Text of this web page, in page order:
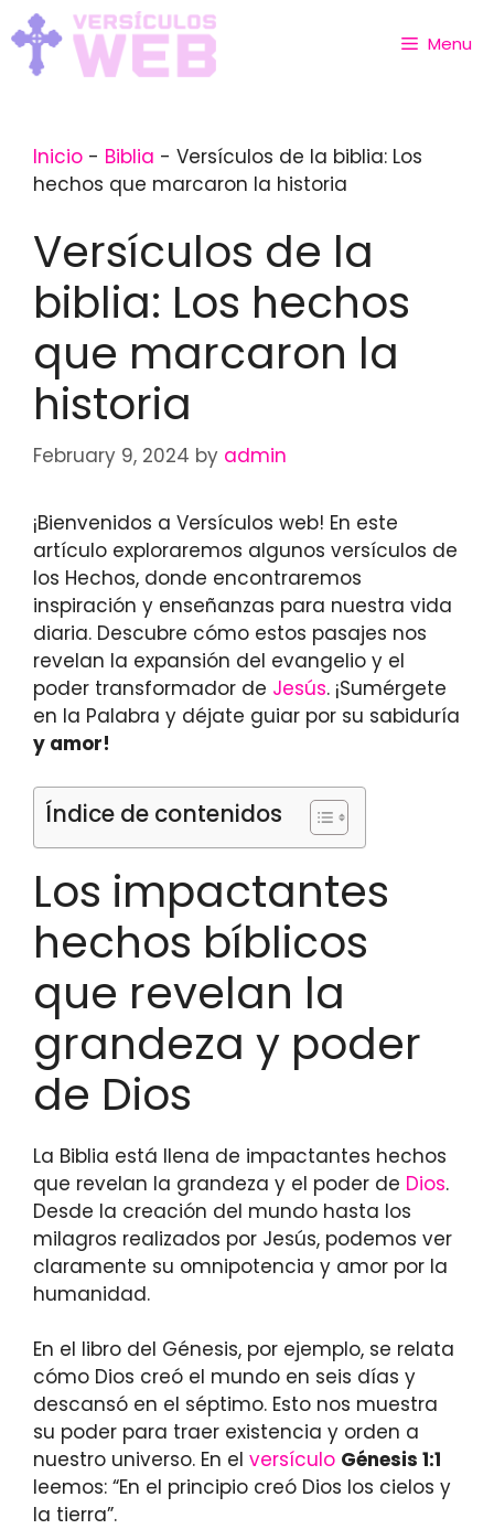
Skip
to
content
Menu
Inicio - Biblia - Versículos de la biblia: Los
hechos que marcaron la historia
Versículos de la
biblia: Los hechos
que marcaron la
historia
February 9, 2024 by admin
¡Bienvenidos a Versículos web! En este
artículo exploraremos algunos versículos de
los Hechos, donde encontraremos
inspiración y enseñanzas para nuestra vida
diaria. Descubre cómo estos pasajes nos
revelan la expansión del evangelio y el
poder transformador de Jesús. ¡Sumérgete
en la Palabra y déjate guiar por su sabiduría
y amor!
Índice de contenidos
Los impactantes
hechos bíblicos
que revelan la
grandeza y poder
de Dios
La Biblia está llena de impactantes hechos
que revelan la grandeza y el poder de Dios.
Desde la creación del mundo hasta los
milagros realizados por Jesús, podemos ver
claramente su omnipotencia y amor por la
humanidad.
En el libro del Génesis, por ejemplo, se relata
cómo Dios creó el mundo en seis días y
descansó en el séptimo. Esto nos muestra
su poder para traer existencia y orden a
nuestro universo. En el versículo Génesis 1:1
leemos: “En el principio creó Dios los cielos y
la tierra”.